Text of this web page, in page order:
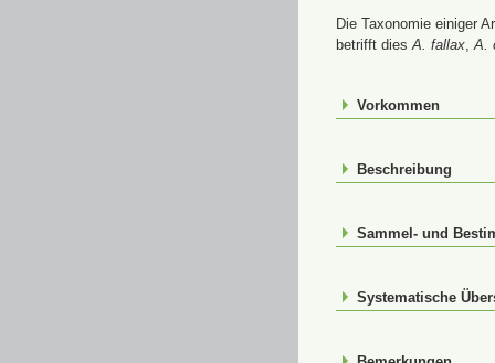
Die Taxonomie einiger
betrifft diesA. fallax,A.
Vorkommen
Beschreibung
Sammel- und
Systematische